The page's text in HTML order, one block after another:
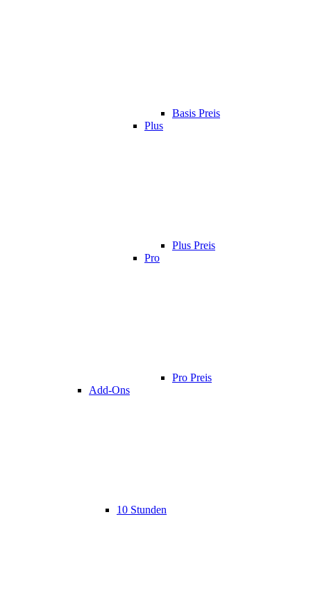
Basis Preis
Plus
Plus Preis
Pro
Pro Preis
Add-Ons
10 Stunden